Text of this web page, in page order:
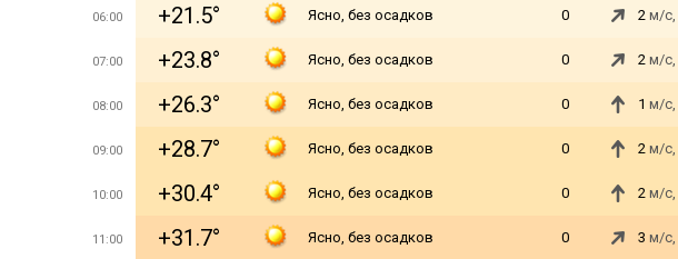
06:00 +21.5° Ясно, без осадков 0 2 м/с,
07:00 +23.8° Ясно, без осадков 0 2 м/с,
08:00 +26.3° Ясно, без осадков 0 1 м/с,
09:00 +28.7° Ясно, без осадков 0 2 м/с,
10:00 +30.4° Ясно, без осадков 0 2 м/с,
11:00 +31.7° Ясно, без осадков 0 3 м/с,